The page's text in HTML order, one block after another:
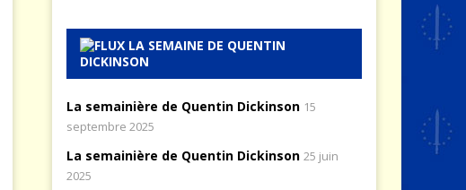
LA SEMAINE DE QUENTIN
DICKINSON
La semainière de Quentin Dickinson 15
septembre 2025
La semainière de Quentin Dickinson 25 juin
2025